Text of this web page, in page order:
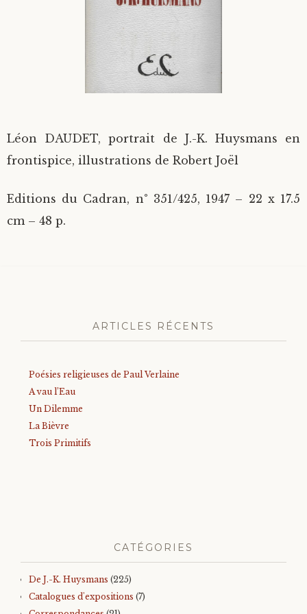
Langues étrangères
Léon DAUDET, portrait de J.-K. Huysmans en
frontispice, illustrations de Robert Joël
Editions du Cadran, n° 351/425, 1947 – 22 x 17.5
cm – 48 p.
ARTICLES RÉCENTS
Poésies religieuses de Paul Verlaine
A vau l’Eau
Un Dilemme
La Bièvre
Trois Primitifs
CATÉGORIES
De J.-K. Huysmans (225)
Catalogues d'expositions (7)